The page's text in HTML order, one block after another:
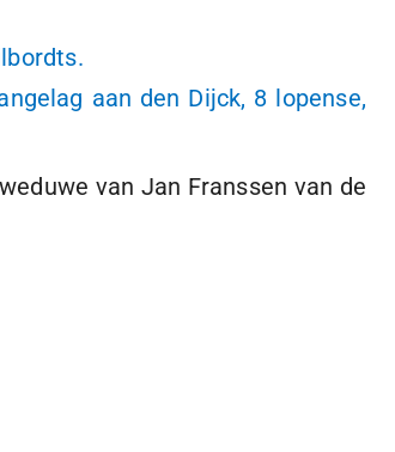
aan den Dijck, 8 lopense,
van Jan Franssen van de